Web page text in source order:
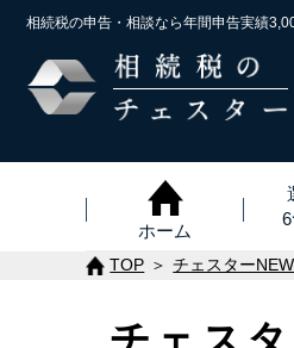
相続税の申告・相談なら年間申告実績
ホーム
TOP チェスター